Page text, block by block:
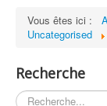
La société
Adhésion
Vous êtes ici :
Uncategorised
Recherche
Rechercher